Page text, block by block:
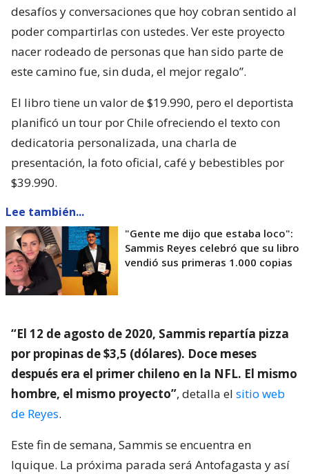
desafíos y conversaciones que hoy cobran sentido al
poder compartirlas con ustedes. Ver este proyecto
nacer rodeado de personas que han sido parte de
este camino fue, sin duda, el mejor regalo”.
El libro tiene un valor de $19.990, pero el deportista
planificó un tour por Chile ofreciendo el texto con
dedicatoria personalizada, una charla de
presentación, la foto oficial, café y bebestibles por
$39.990.
Lee también...
"Gente me dijo que estaba loco":
Sammis Reyes celebró que su libro
vendió sus primeras 1.000 copias
“El 12 de agosto de 2020, Sammis repartía pizza
por propinas de $3,5 (dólares). Doce meses
después era el primer chileno en la NFL. El mismo
hombre, el mismo proyecto”, detalla el sitio web
de Reyes.
Este fin de semana, Sammis se encuentra en
Iquique. La próxima parada será Antofagasta y así